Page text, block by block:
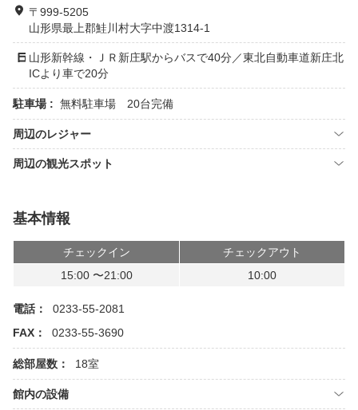
〒999-5205
山形県最上郡鮭川村大字中渡1314-1
山形新幹線・ＪＲ新庄駅からバスで40分／東北自動車道新庄北
ICより車で20分
駐車場 : 無料駐車場 20台完備
周辺のレジャー
周辺の観光スポット
基本情報
チェックイン
チェックアウト
15:00 〜21:00
10:00
電話：
0233-55-2081
FAX：
0233-55-3690
総部屋数： 18室
館内の設備